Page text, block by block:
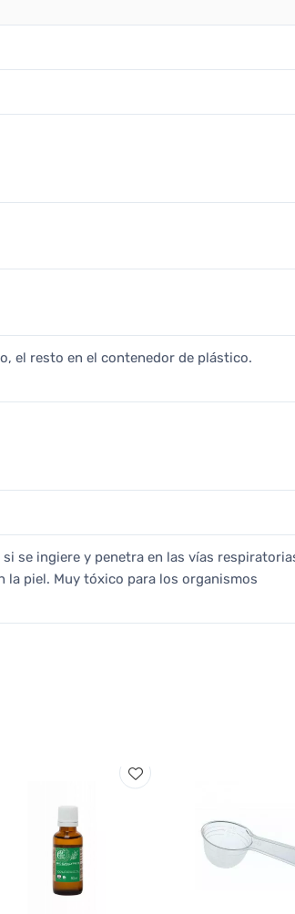
el resto en el contenedor de plástico.
se ingiere y penetra en las vías
la piel. Muy tóxico para los organismos